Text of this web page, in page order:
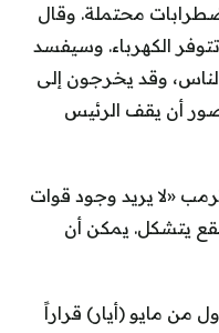
محتملة. وقال
الكهرباء. وسيفسد
وقد يخرجون إلى
أن يقف الرئيس
«لا يريد وجود قوات
مستنقع يتشكل. يمكن أن
من مايو (أيار) قراراً